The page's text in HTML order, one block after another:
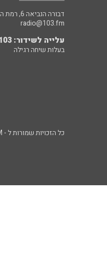
דבורה הנביאה 6, רמת השרון
radio@103.fm
עלייה לשידור: 0552-103-103
בעלות שיחה רגילה
כל הזכויות שמורות ל - 103FM